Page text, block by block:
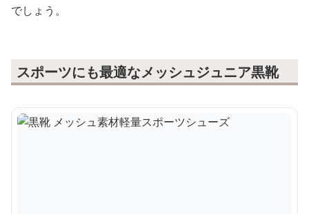
でしょう。
スポーツにも最適なメッシュジュニア黒靴